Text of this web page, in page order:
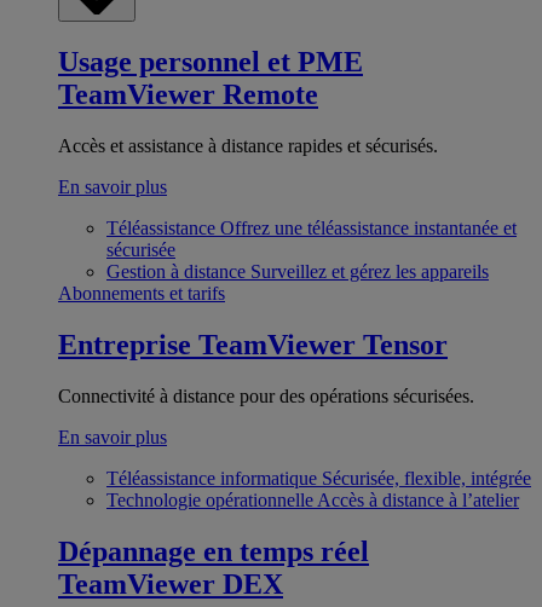
Usage personnel et PME
TeamViewer Remote
Accès et assistance à distance rapides et sécurisés.
En savoir plus
Téléassistance Offrez une téléassistance instantanée et
sécurisée
Gestion à distance Surveillez et gérez les appareils
Abonnements et tarifs
Entreprise TeamViewer Tensor
Connectivité à distance pour des opérations sécurisées.
En savoir plus
Téléassistance informatique Sécurisée, flexible, intégrée
Technologie opérationnelle Accès à distance à l’atelier
Dépannage en temps réel
TeamViewer DEX